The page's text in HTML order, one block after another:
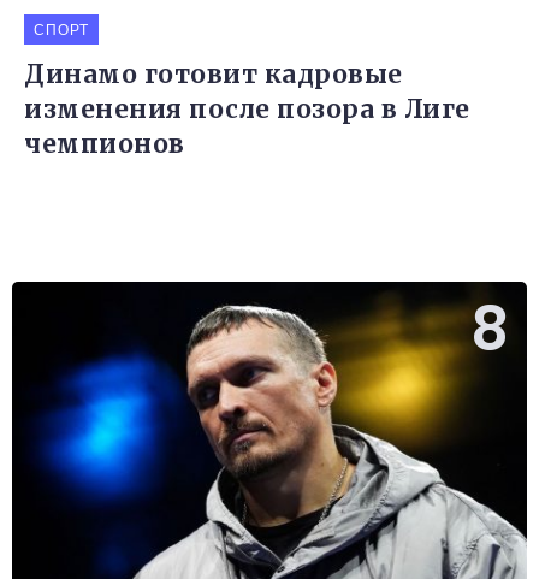
СПОРТ
Динамо готовит кадровые
изменения после позора в Лиге
чемпионов